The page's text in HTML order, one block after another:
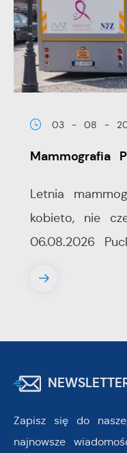
03 - 08 -
Mammografia
Letnia
kobieto, nie
06.08.2026
Zapisz się do
najnowsze